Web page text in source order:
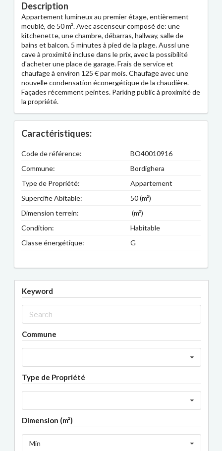
Description
Appartement lumineux au premier étage, entièrement
meublé, de 50 m². Avec ascenseur composé de: une
kitchenette, une chambre, débarras, hallway, salle de
bains et balcon. 5 minutes à pied de la plage. Aussi une
cave à proximité incluse dans le prix, avec la possibilité
d'acheter une place de garage. Frais de service et
chaufage à environ 125 € par mois. Chaufage avec une
nouvelle condensation éconergétique de la chaudière.
Façades récemment peintes. Parking public à proximité de
la propriété.
Caractéristiques:
Code de référence:
BO40010916
Commune:
Bordighera
Type de Propriété:
Appartement
Supercifie Abitable:
50 (m²)
Dimension terrein:
(m²)
Condition:
Habitable
Classe énergétique:
G
Keyword
Commune
Type de Propriété
Dimension (m²)
Min